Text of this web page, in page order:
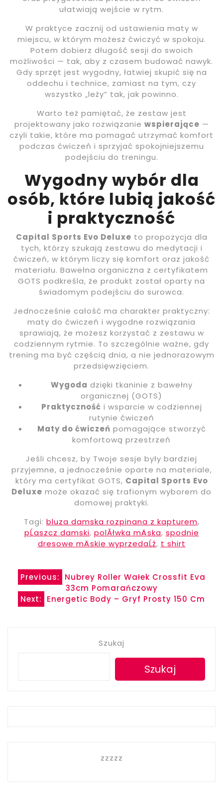
ułatwiają wejście w rytm.
W praktyce zacznij od ustawienia maty w
miejscu, w którym możesz ćwiczyć w spokoju.
Potem dobierz długość sesji do swoich
możliwości — tak, aby z czasem budować nawyk.
Gdy sprzęt jest wygodny, łatwiej skupić się na
oddechu i technice, zamiast na tym, czy
wszystko „leży” tak, jak powinno.
Warto też pamiętać, że zestaw jest
projektowany jako rozwiązanie wspierające —
czyli takie, które ma pomagać utrzymać komfort
podczas ćwiczeń i sprzyjać spokojniejszemu
podejściu do treningu.
Wygodny wybór dla
osób, które lubią jakość
i praktyczność
Capital Sports Evo Deluxe to propozycja dla
tych, którzy szukają zestawu do medytacji i
ćwiczeń, w którym liczy się komfort oraz jakość
materiału. Bawełna organiczna z certyfikatem
GOTS podkreśla, że produkt został oparty na
świadomym podejściu do surowca.
Jednocześnie całość ma charakter praktyczny:
maty do ćwiczeń i wygodne rozwiązania
sprawiają, że możesz korzystać z zestawu w
codziennym rytmie. To szczególnie ważne, gdy
trening ma być częścią dnia, a nie jednorazowym
przedsięwzięciem.
Wygoda dzięki tkaninie z bawełny
organicznej (GOTS)
Praktyczność i wsparcie w codziennej
rutynie ćwiczeń
Maty do ćwiczeń pomagające stworzyć
komfortową przestrzeń
Jeśli chcesz, by Twoje sesje były bardziej
przyjemne, a jednocześnie oparte na materiale,
który ma certyfikat GOTS, Capital Sports Evo
Deluxe może okazać się trafionym wyborem do
domowej praktyki.
Tagi: bluza damska rozpinana z kapturem,
pĹaszcz damski, polĂłwka mÄska, spodnie
dresowe mÄskie wyprzedaĹź, t shirt
Nawigacja
wpisu
Previous:
Nubrey Roller Wałek Crossfit Eva
33cm Pomarańczowy
Next:
Energetic Body – Gryf Prosty 150 Cm
Szukaj
Szukaj
zzzzz